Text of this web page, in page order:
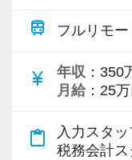
Q. 当事務所を
A. 幅広い業務
所を決めました。
train フルリモー
currency_yen 年収 ：350
月給 ：25
content_paste
入力スタッ
税務会計ス